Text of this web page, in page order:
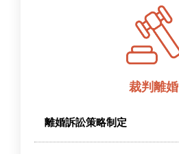
裁判離婚
離婚訴訟策略制定